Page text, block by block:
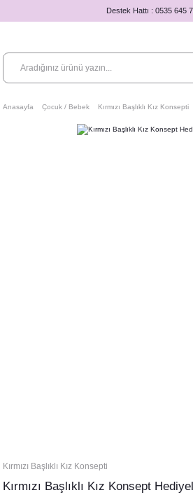
Destek Hattı : 0535 645
Anasayfa Çocuk / Bebek Kırmızı Başlıklı Kız Konsepti
Kırmızı Başlıklı Kız Konsepti
Kırmızı Başlıklı Kız Konsept